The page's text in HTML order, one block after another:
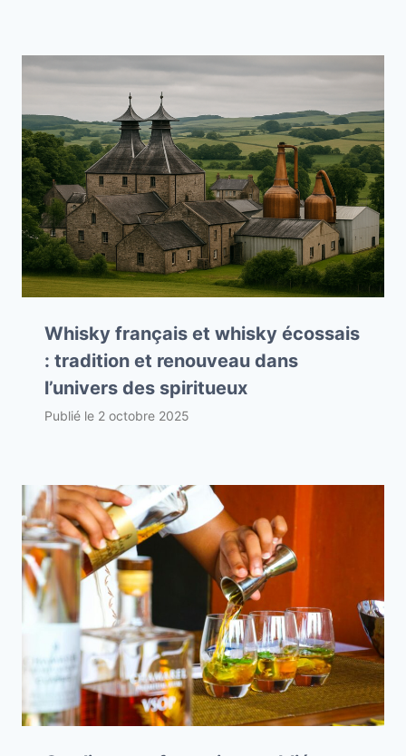
Whisky français et whisky écossais
: tradition et renouveau dans
l’univers des spiritueux
Publié le 2 octobre 2025